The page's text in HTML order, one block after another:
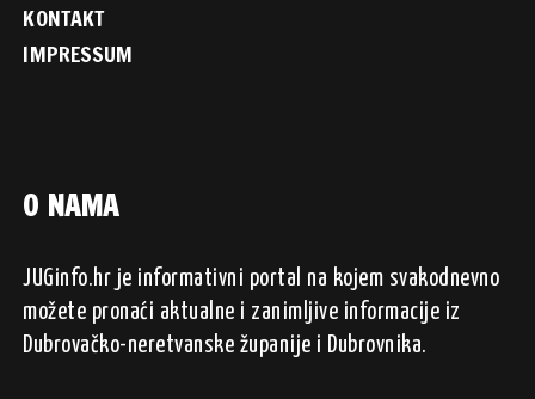
KONTAKT
IMPRESSUM
O NAMA
JUGinfo.hr je informativni portal na kojem svakodnevno
možete pronaći aktualne i zanimljive informacije iz
Dubrovačko-neretvanske županije i Dubrovnika.